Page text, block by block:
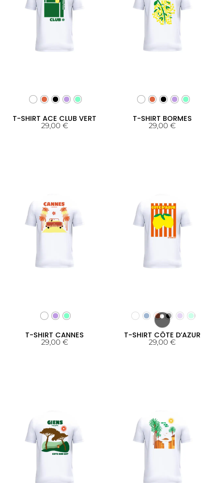
T-SHIRT ACE CLUB VERT
29,00 €
T-SHIRT BORMES
29,00€
T-SHIRT CANNES
29,00 €
T-SHIRT CÔTE D’AZUR
29,00€